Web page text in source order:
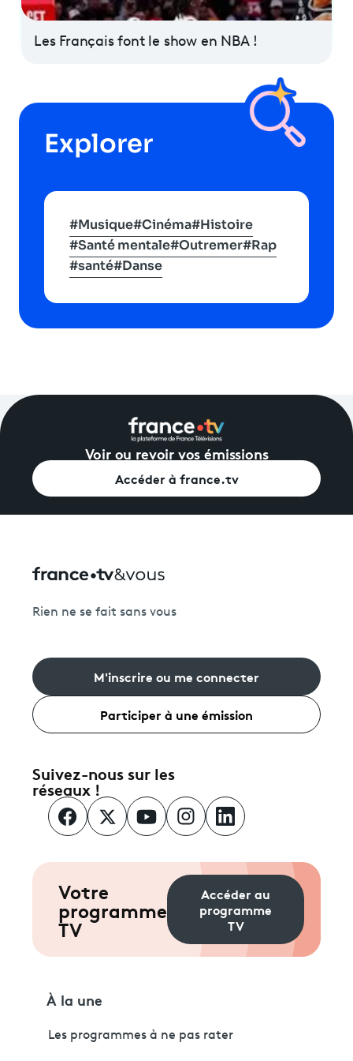
Programme tv
Les Français font le show en NBA !
Explorer
#Musique#Cinéma#Histoire
#Santé mentale#Outremer#Rap
#santé#Danse
Voir ou revoir vos émissions
Accéder à france.tv
Rien ne se fait sans vous
M'inscrire ou me connecter
Participer à une émission
Suivez-nous sur les
réseaux !
Votre
programme
TV
Accéder au
programme
TV
À la une
Les programmes à ne pas rater